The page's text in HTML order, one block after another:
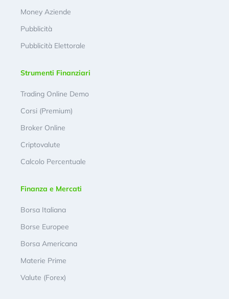
Money Aziende
Pubblicità
Pubblicità Elettorale
Strumenti Finanziari
Trading Online Demo
Corsi (Premium)
Broker Online
Criptovalute
Calcolo Percentuale
Finanza e Mercati
Borsa Italiana
Borse Europee
Borsa Americana
Materie Prime
Valute (Forex)